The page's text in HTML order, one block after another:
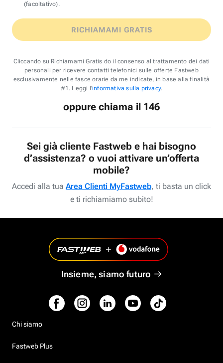
(facoltativo).
RICHIAMAMI GRATIS
Cliccando su Richiamami Gratis do il consenso al trattamento dei dati
personali per ricevere contatti telefonici sulle offerte Fastweb
esclusivamente nelle fasce orarie da me indicate, in base alla finalità
#1. Leggi l'informativa sulla privacy.
oppure chiama il 146
Sei già cliente Fastweb e hai bisogno
d’assistenza? o vuoi attivare un’offerta
mobile?
Accedi alla tua Area Clienti MyFastweb, ti basta un click
e ti richiamiamo subito!
Insieme, siamo futuro
Chi siamo
Fastweb Plus